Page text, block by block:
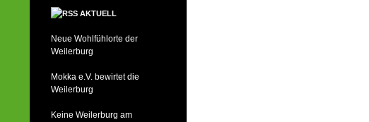
AKTUELL
Neue Wohlfühlorte der
Weilerburg
Mokka e.V. bewirtet die
Weilerburg
Keine Weilerburg am